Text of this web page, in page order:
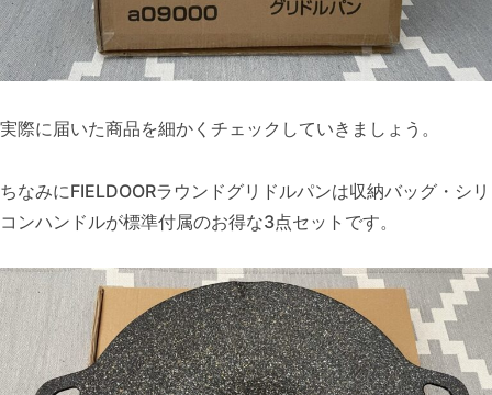
実際に届いた商品を細かくチェックしていきましょう。
ちなみにFIELDOORラウンドグリドルパンは収納バッグ・シリ
コンハンドルが標準付属のお得な3点セットです。